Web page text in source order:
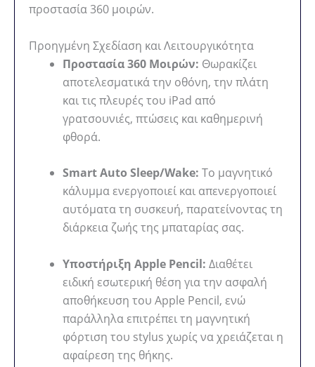
προστασία 360 μοιρών.
Προηγμένη Σχεδίαση και Λειτουργικότητα
Προστασία 360 Μοιρών: Θωρακίζει
αποτελεσματικά την οθόνη, την πλάτη
και τις πλευρές του iPad από
γρατσουνιές, πτώσεις και καθημερινή
φθορά.
Smart Auto Sleep/Wake: Το μαγνητικό
κάλυμμα ενεργοποιεί και απενεργοποιεί
αυτόματα τη συσκευή, παρατείνοντας τη
διάρκεια ζωής της μπαταρίας σας.
Υποστήριξη Apple Pencil: Διαθέτει
ειδική εσωτερική θέση για την ασφαλή
αποθήκευση του Apple Pencil, ενώ
παράλληλα επιτρέπει τη μαγνητική
φόρτιση του stylus χωρίς να χρειάζεται η
αφαίρεση της θήκης.